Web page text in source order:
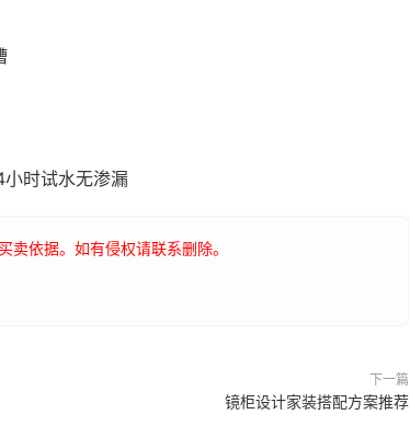
时试水无渗漏
依据。如有侵权请联系删除。
下一篇
镜柜设计家装搭配方案推荐